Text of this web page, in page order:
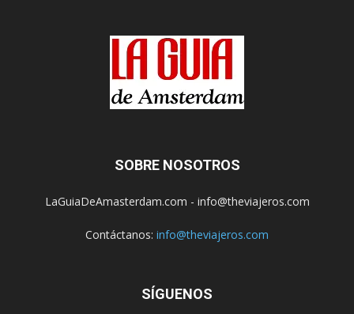
SOBRE NOSOTROS
LaGuiaDeAmasterdam.com - info@theviajeros.com
Contáctanos: info@theviajeros.com
SÍGUENOS